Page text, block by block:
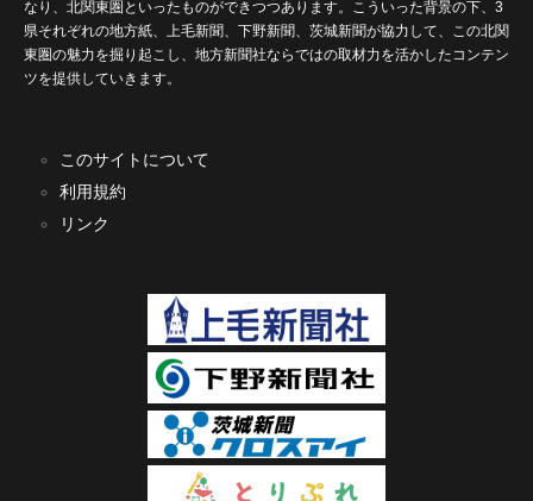
なり、北関東圏といったものができつつあります。こういった背景の下、3
県それぞれの地方紙、上毛新聞、下野新聞、茨城新聞が協力して、この北関
東圏の魅力を掘り起こし、地方新聞社ならではの取材力を活かしたコンテン
ツを提供していきます。
このサイトについて
利用規約
リンク